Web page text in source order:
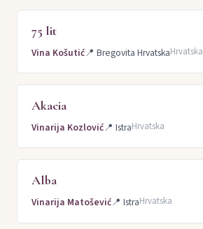
75 lit
Vina Košutić📍 Bregovita HrvatskaHrvatska
Akacia
Vinarija Kozlović📍 IstraHrvatska
Alba
Vinarija Matošević📍 IstraHrvatska